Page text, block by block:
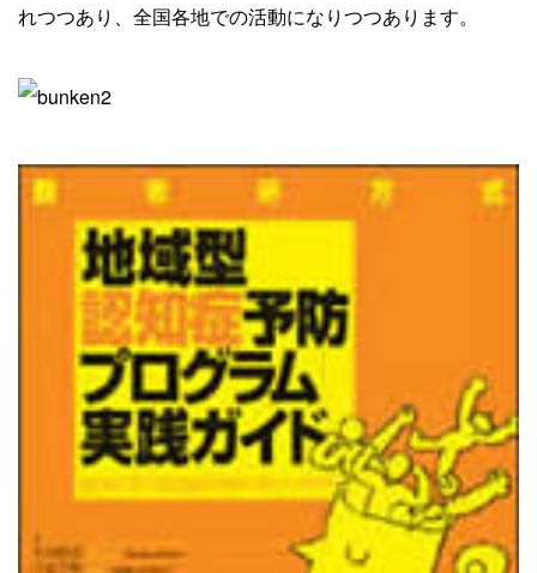
れつつあり、全国各地での活動になりつつあります。